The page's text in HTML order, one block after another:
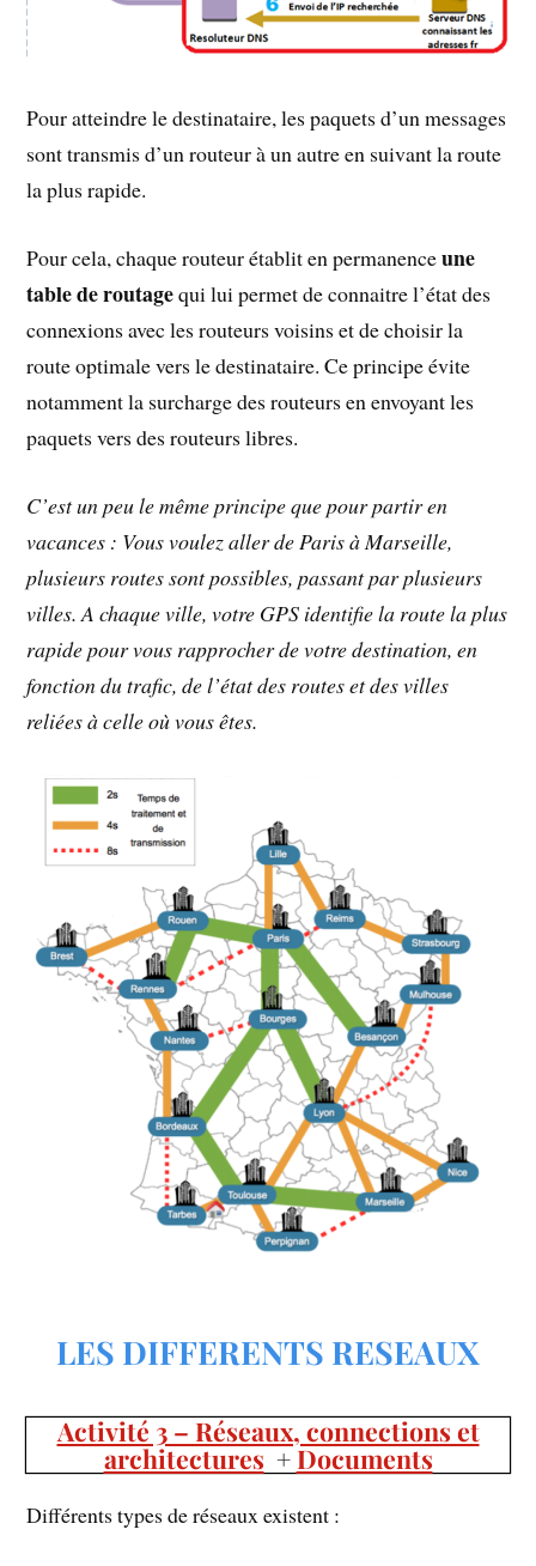
Pour atteindre le destinataire, les paquets d’un messages
sont transmis d’un routeur à un autre en suivant la route
la plus rapide.
Pour cela, chaque routeur établit en permanenceune
table de routagequi lui permet de connaitre l’état des
connexions avec les routeurs voisins et de choisir la
route optimale vers le destinataire. Ce principe évite
notamment la surcharge des routeurs en envoyant les
paquets vers des routeurs libres.
C’est un peu le même principe que pour partir en
vacances : Vous voulez aller de Paris à Marseille,
plusieurs routes sont possibles, passant par plusieurs
villes. A chaque ville, votre GPS identifie la route la plus
rapide pour vous rapprocher de votre destination, en
fonction du trafic, de l’état des routes et des villes
reliées à celle où vous êtes.
LES DIFFERENTS RESEAUX
Activité 3 – Réseaux, connections et
architectures+Documents
Différents types de réseaux existent :